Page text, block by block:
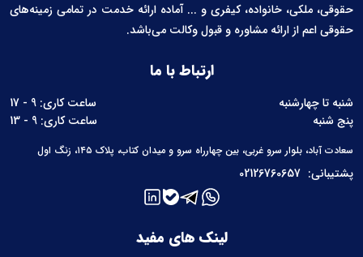
حقوقی، ملکی، خانواده، کیفری و ... آماده ارائه خدمت در تمامی زمینه‌های
حقوقی اعم از ارائه مشاوره و قبول وکالت می‌باشد.
لینک های مفید
ارتباط با ما
شنبه تا چهارشنبه
ساعت کاری: 9 - 17
پنج شنبه
ساعت کاری: 9 - 13
سعادت آباد، بلوار سرو غربی، بین چهارراه سرو و میدان کتاب، پلاک ۱۴۵، زنگ اول
پشتیبانی: 02126760657